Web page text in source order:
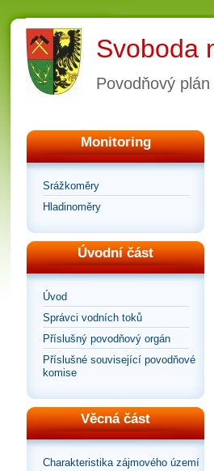
Svoboda
Povodňový
Monitoring
Srážkoměry
Hladinoměry
Úvodní část
Úvod
Správci vodních toků
Příslušný povodňový orgán
Příslušné související povodňové
komise
Věcná část
Charakteristika zájmového území